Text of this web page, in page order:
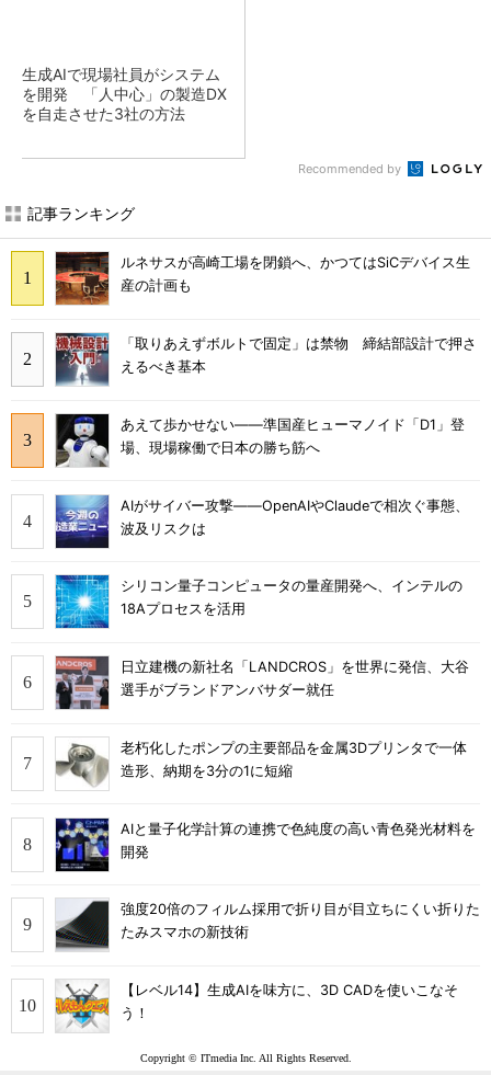
生成AIで現場社員がシステム
を開発 「人中心」の製造DX
を自走させた3社の方法
Recommended by
記事ランキング
ルネサスが高崎工場を閉鎖へ、かつてはSiCデバイス生
産の計画も
「取りあえずボルトで固定」は禁物 締結部設計で押さ
えるべき基本
あえて歩かせない――準国産ヒューマノイド「D1」登
場、現場稼働で日本の勝ち筋へ
AIがサイバー攻撃――OpenAIやClaudeで相次ぐ事態、
波及リスクは
シリコン量子コンピュータの量産開発へ、インテルの
18Aプロセスを活用
日立建機の新社名「LANDCROS」を世界に発信、大谷
選手がブランドアンバサダー就任
老朽化したポンプの主要部品を金属3Dプリンタで一体
造形、納期を3分の1に短縮
AIと量子化学計算の連携で色純度の高い青色発光材料を
開発
強度20倍のフィルム採用で折り目が目立ちにくい折りた
たみスマホの新技術
【レベル14】生成AIを味方に、3D CADを使いこなそ
う！
Copyright © ITmedia Inc. All Rights Reserved.